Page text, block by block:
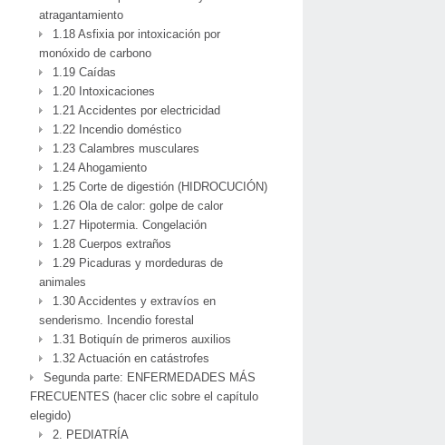
atragantamiento
1.18 Asfixia por intoxicación por
monóxido de carbono
1.19 Caídas
1.20 Intoxicaciones
1.21 Accidentes por electricidad
1.22 Incendio doméstico
1.23 Calambres musculares
1.24 Ahogamiento
1.25 Corte de digestión (HIDROCUCIÓN)
1.26 Ola de calor: golpe de calor
1.27 Hipotermia. Congelación
1.28 Cuerpos extraños
1.29 Picaduras y mordeduras de
animales
1.30 Accidentes y extravíos en
senderismo. Incendio forestal
1.31 Botiquín de primeros auxilios
1.32 Actuación en catástrofes
Segunda parte: ENFERMEDADES MÁS
FRECUENTES (hacer clic sobre el capítulo
elegido)
2. PEDIATRÍA